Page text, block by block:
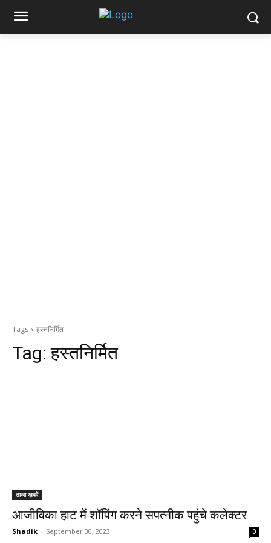
Tags हस्तनिर्मित
Tag:हस्तनिर्मित
ताजा ख़बरें
आजीविका हाट में शॉपिंग करने सपत्नीक पहुंचे कलेक्टर
Shadik - September 30, 2023 0